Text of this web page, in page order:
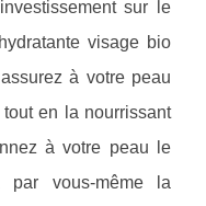
sur le
visage bio
à votre peau
en la nourrissant
à votre peau le
par vous-même la